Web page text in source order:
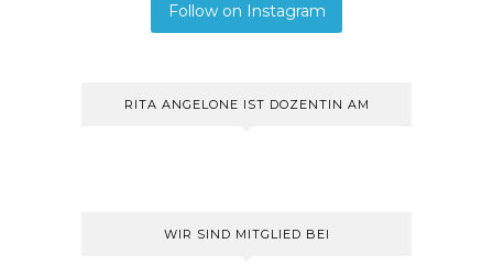
Follow on Instagram
RITA ANGELONE IST DOZENTIN AM
WIR SIND MITGLIED BEI